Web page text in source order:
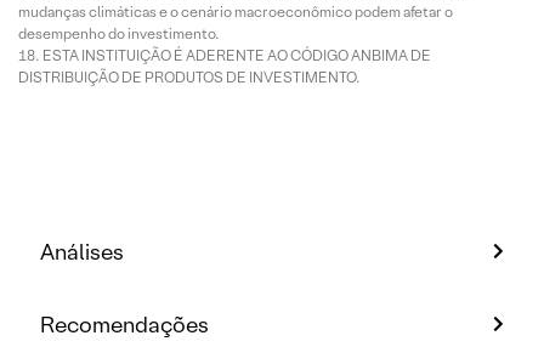
mudanças climáticas e o cenário macroeconômico podem afetar o
desempenho do investimento.
ESTA INSTITUIÇÃO É ADERENTE AO CÓDIGO ANBIMA DE
DISTRIBUIÇÃO DE PRODUTOS DE INVESTIMENTO.
Análises
Recomendações